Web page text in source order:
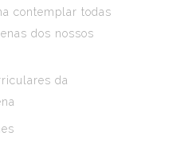
contemplar todas
dos nossos